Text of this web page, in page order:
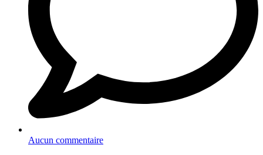
Aucun commentaire